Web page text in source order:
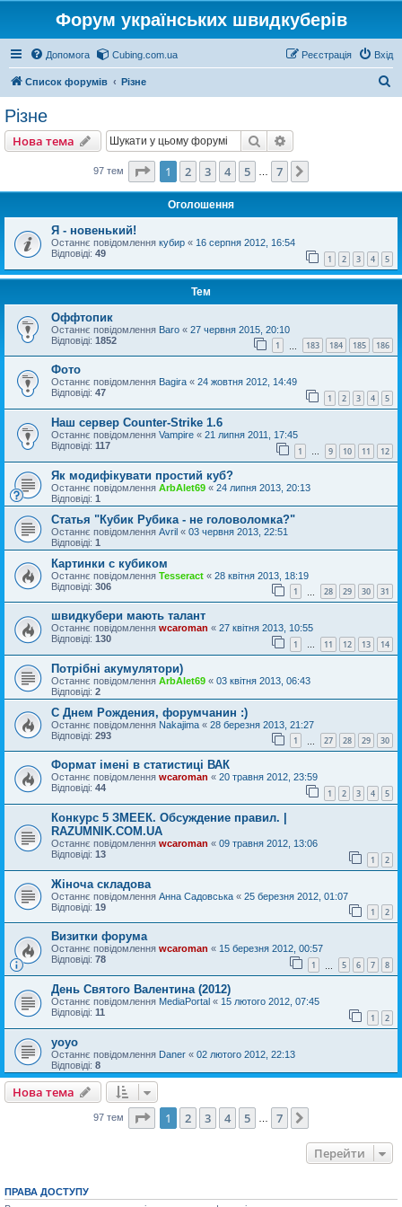
Форум українських швидкуберів
Допомога Cubing.com.ua Вхід
Реєстрація
Список форумів Різне
Різне
Нова тема Пошук
97 тем Сторінка1 7
1 2 3 4 5 7
Оголошення
Я - новенький!
Останнє повідомлення кубир « 16 серпня 2012, 16:54
Відповіді: 49 1 2 3 4 5
Тем
Оффтопик
Останнє повідомлення Baro « 27 червня 2015, 20:10
Відповіді: 1852 1 183 184 185 186
Фото
Останнє повідомлення Bagira « 24 жовтня 2012, 14:49
Відповіді: 47 1 2 3 4 5
Наш сервер Counter-Strike 1.6
Останнє повідомлення Vampire « 21 липня 2011, 17:45
Відповіді: 117 1 … 9 10 11 12
Як модифікувати простий куб?
Останнє повідомлення ArbAlet69 « 24 липня 2013, 20:13
Відповіді: 1
Статья "Кубик Рубика - не головоломка?"
Останнє повідомлення Avril « 03 червня 2013, 22:51
Відповіді: 1
Картинки с кубиком
Останнє повідомлення Tesseract « 28 квітня 2013, 18:19
Відповіді: 306 1 28 29 30 31
швидкубери мають талант
Останнє повідомлення wcaroman « 27 квітня 2013, 10:55
Відповіді: 130 1 … 11 12 13 14
Потрібні акумулятори)
Останнє повідомлення ArbAlet69 « 03 квітня 2013, 06:43
Відповіді: 2
С Днем Рождения, форумчанин :)
Останнє повідомлення Nakajima « 28 березня 2013, 21:27
Відповіді: 293 1 27 28 29 30
Формат імені в статистиці ВАК
Останнє повідомлення wcaroman « 20 травня 2012, 23:59
Відповіді: 44 1 2 3 4 5
Конкурс 5 ЗМЕЕК. Обсуждение правил. |
RAZUMNIK.COM.UA
Останнє повідомлення wcaroman « 09 травня 2012, 13:06
Відповіді: 13 1 2
Жіноча складова
Останнє повідомлення Анна Садовська « 25 березня 2012, 01:07
Відповіді: 19 1 2
Визитки форума
Останнє повідомлення wcaroman « 15 березня 2012, 00:57
Відповіді: 78 1 5 6 7 8
День Святого Валентина (2012)
Останнє повідомлення MediaPortal « 15 лютого 2012, 07:45
Відповіді: 11 1 2
yoyo
Останнє повідомлення Daner « 02 лютого 2012, 22:13
Відповіді: 8
Нова тема
97 тем Сторінка1 7
1 2 3 4 5 7
Перейти
ПРАВА ДОСТУПУ